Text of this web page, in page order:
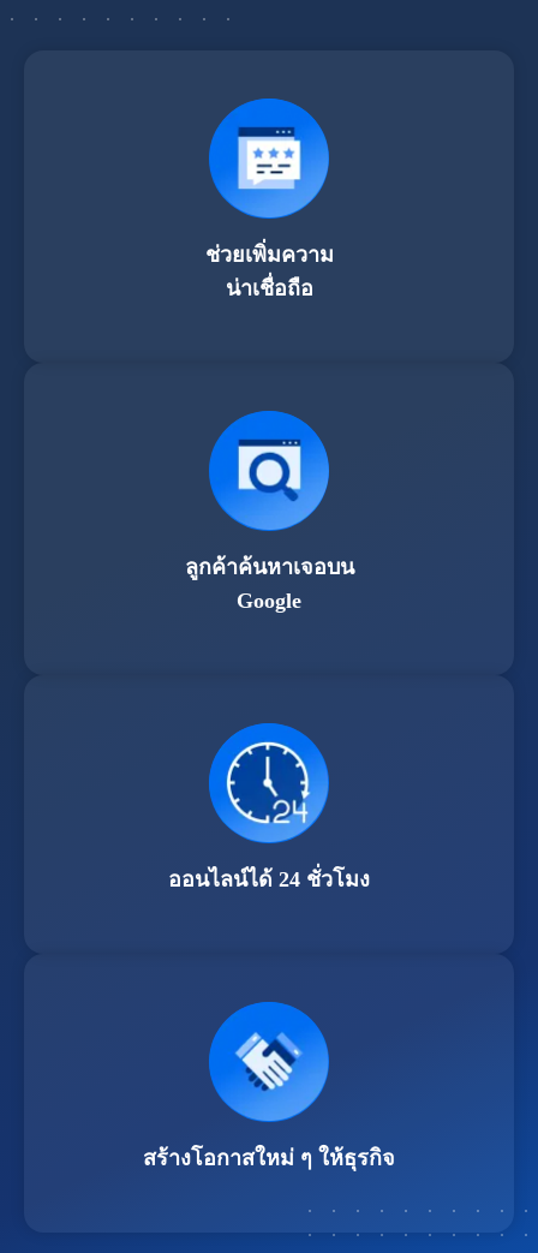
ช่วยเพิ่มความ
น่าเชื่อถือ
ลูกค้าค้นหาเจอบน
Google
ออนไลน์ได้ 24 ชั่วโมง
สร้างโอกาสใหม่ ๆ ให้ธุรกิจ